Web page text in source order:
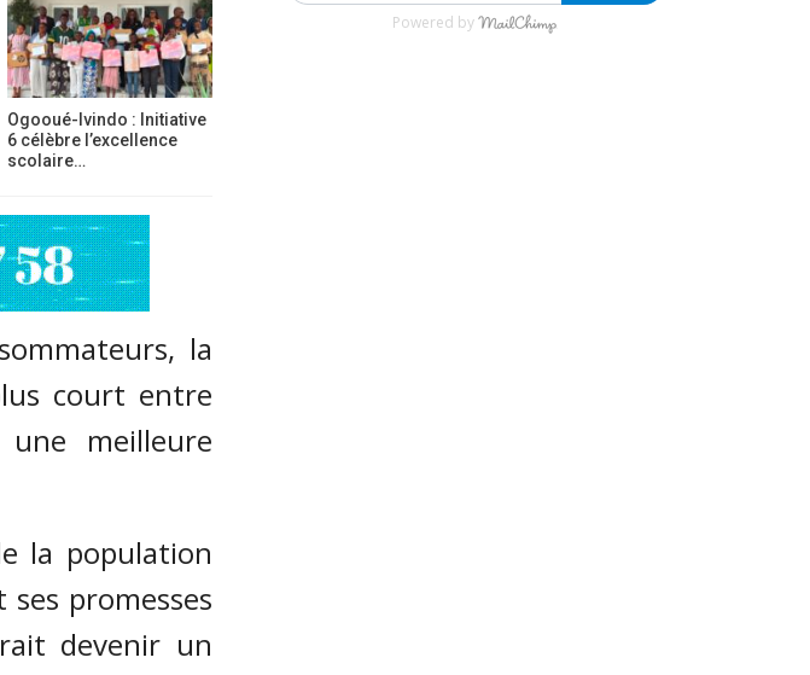
Ogooué-Ivindo : Initiative
6 célèbre l’excellence
scolaire…
la
court entre
meilleure
la population
promesses
devenir un
Powered by